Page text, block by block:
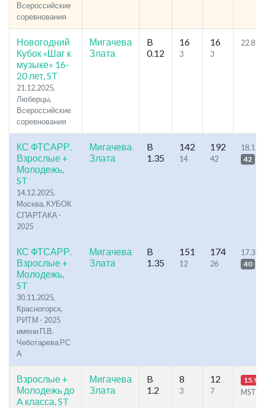
Всероссийские
соревнования
Новогодний
Кубок «Шаг к
музыке» 16-
20 лет, ST
21.12.2025,
Люберцы,
Всероссийские
соревнования
Мигачева
Злата
B
0.12
16
3
16
3
22.81
КС ФТСАРР.
Взрослые +
Молодежь,
ST
14.12.2025,
Москва, КУБОК
СПАРТАКА -
2025
Мигачева
Злата
B
1.35
142
14
192
42
18.1
42
КС ФТСАРР.
Взрослые +
Молодежь,
ST
30.11.2025,
Красногорск,
РИТМ - 2025
имени П.В.
Чеботарева РС
А
Мигачева
Злата
B
1.35
151
12
174
26
17.35
40
Взрослые +
Молодежь до
A класса, ST
Мигачева
Злата
B
1.2
8
3
12
7
15.93
MSTB